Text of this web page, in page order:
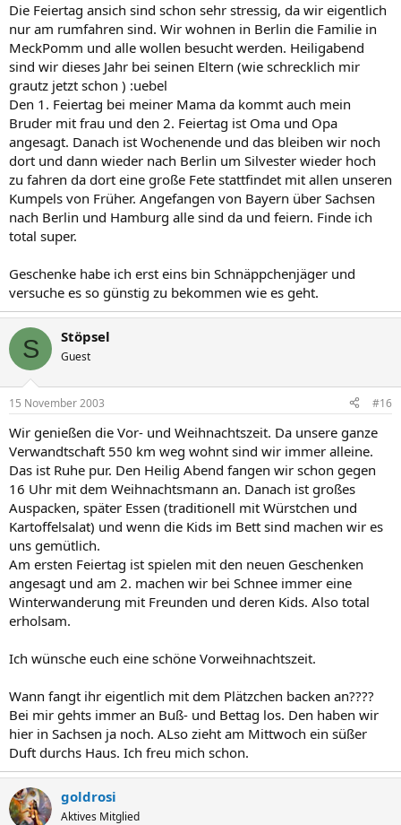
Die Feiertag ansich sind schon sehr stressig, da wir eigentlich
nur am rumfahren sind. Wir wohnen in Berlin die Familie in
MeckPomm und alle wollen besucht werden. Heiligabend
sind wir dieses Jahr bei seinen Eltern (wie schrecklich mir
grautz jetzt schon ) :uebel
Den 1. Feiertag bei meiner Mama da kommt auch mein
Bruder mit frau und den 2. Feiertag ist Oma und Opa
angesagt. Danach ist Wochenende und das bleiben wir noch
dort und dann wieder nach Berlin um Silvester wieder hoch
zu fahren da dort eine große Fete stattfindet mit allen unseren
Kumpels von Früher. Angefangen von Bayern über Sachsen
nach Berlin und Hamburg alle sind da und feiern. Finde ich
total super.
Geschenke habe ich erst eins bin Schnäppchenjäger und
versuche es so günstig zu bekommen wie es geht.
S Stöpsel
Guest
15 November 2003 #16
Wir genießen die Vor- und Weihnachtszeit. Da unsere ganze
Verwandtschaft 550 km weg wohnt sind wir immer alleine.
Das ist Ruhe pur. Den Heilig Abend fangen wir schon gegen
16 Uhr mit dem Weihnachtsmann an. Danach ist großes
Auspacken, später Essen (traditionell mit Würstchen und
Kartoffelsalat) und wenn die Kids im Bett sind machen wir es
uns gemütlich.
Am ersten Feiertag ist spielen mit den neuen Geschenken
angesagt und am 2. machen wir bei Schnee immer eine
Winterwanderung mit Freunden und deren Kids. Also total
erholsam.
Ich wünsche euch eine schöne Vorweihnachtszeit.
Wann fangt ihr eigentlich mit dem Plätzchen backen an????
Bei mir gehts immer an Buß- und Bettag los. Den haben wir
hier in Sachsen ja noch. ALso zieht am Mittwoch ein süßer
Duft durchs Haus. Ich freu mich schon.
goldrosi
Aktives Mitglied